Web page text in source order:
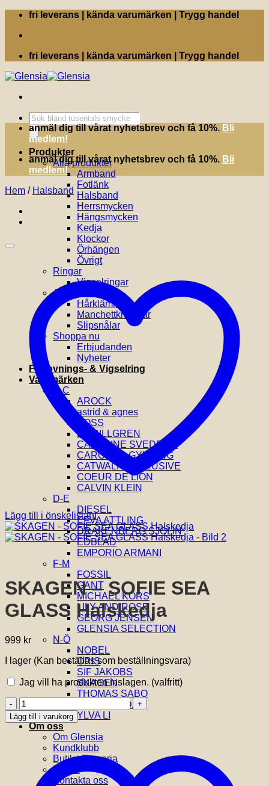
Skip
content
fri leverans | kända varumärken | Trygg handel
fri leverans | kända varumärken | Trygg handel
Produktsökning
Produkter
Alla produkter
Armband
Fotlänk
Halsband
Herrsmycken
Hängsmycken
Kedja
Klockor
Örhängen
Övrigt
Ringar
Vigselringar
Accessoarer
Hårklämmor
Manchettknappar
Slipsnålar
Shoppa nu
Erbjudanden
Nyheter
Förlovnings- & Vigselring
Varumärken
A-C
AROCK
astrid & agnes
BOSS
BY BILLGREN
CAROLINE SVEDBOM
CAROLINA GYNNING
CATWALK EXCLUSIVE
COEUR DE LION
CALVIN KLEIN
D-E
DIESEL
EFVA ATTLING
DRAKENBERG SJÖLIN
EDBLAD
EMPORIO ARMANI
F-M
FOSSIL
GANT
MICHAEL KORS
LILY AND ROSE
GEORG JENSEN
GLENSIA SELECTION
N-Ö
NOBEL
ORIS
SIF JAKOBS
SKAGEN
THOMAS SABO
VIDAL & VIDAL
YLVA LI
Om oss
Om Glensia
Kundklubb
Butik i Emporia
Villkor
Kontakta oss
anmäl dig till vårat nyhetsbrev och få 10%. Bli
medlem!
anmäl dig till vårat nyhetsbrev och få 10%. Bli
medlem!
Hem / Halsband
Lägg till i önskelistan!
SKAGEN – SOFIE SEA
GLASS Halskedja
999 kr
I lager (Kan beställas som beställningsvara)
Jag vill ha produkten inslagen. (valfritt)
SKAGEN
-
SOFIE
GLASS
Halskedja
mängd
Lägg till i varukorg